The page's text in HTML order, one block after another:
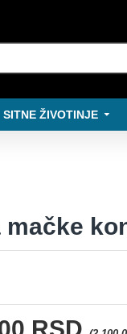
SITNE ŽIVOTINJE